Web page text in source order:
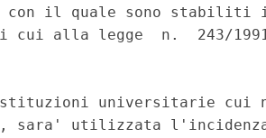
con il quale sono
cui alla legge  n.  243/
universitarie cui
sara' utilizzata